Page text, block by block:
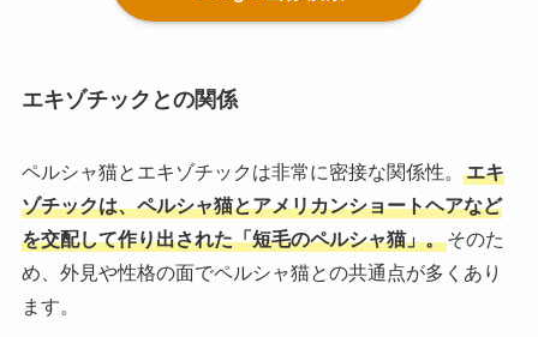
エキゾチックとの関係
ペルシャ猫とエキゾチックは非常に密接な関係性。
エキ
ゾチックは、ペルシャ猫とアメリカンショートヘアなど
を交配して作り出された「短毛のペルシャ猫」。そのた
め、外見や性格の面でペルシャ猫との共通点が多くあり
ます。